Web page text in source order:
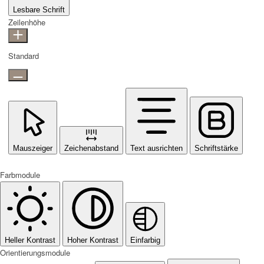
Lesbare Schrift
Zeilenhöhe
Standard
Mauszeiger Zeichenabstand Text ausrichten Schriftstärke
Farbmodule
Heller Kontrast Hoher Kontrast Einfarbig
Orientierungsmodule